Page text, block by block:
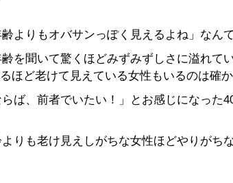
齢よりもオバサンっぽく見えるよね」なん
を聞いて驚くほどみずみずしさに溢れて
ほど老けて見えている女性もいるのは確か
らば、前者でいたい！」とお感じになっ
りも老け見えしがちな女性ほどやりがち